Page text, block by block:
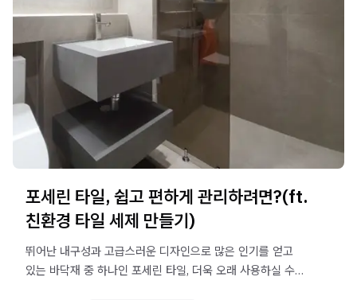
포세린 타일, 쉽고 편하게 관리하려면?(ft.
친환경 타일 세제 만들기)
뛰어난 내구성과 고급스러운 디자인으로 많은 인기를 얻고
있는 바닥재 중 하나인 포세린 타일, 더욱 오래 사용하실 수